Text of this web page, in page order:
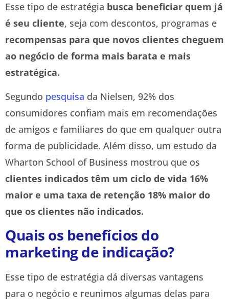
Esse tipo de estratégia busca beneficiar quem já
é seu cliente, seja com descontos, programas e
recompensas para que novos clientes cheguem
ao negócio de forma mais barata e mais
estratégica.
Segundo pesquisa da Nielsen, 92% dos
consumidores confiam mais em recomendações
de amigos e familiares do que em qualquer outra
forma de publicidade. Além disso, um estudo da
Wharton School of Business mostrou que os
clientes indicados têm um ciclo de vida 16%
maior e uma taxa de retenção 18% maior do
que os clientes não indicados.
Quais os benefícios do
marketing de indicação?
Esse tipo de estratégia dá diversas vantagens
para o negócio e reunimos algumas delas para